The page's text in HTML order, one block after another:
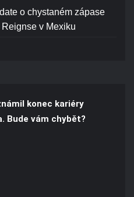
o chystaném zápase
Reignse v Mexiku
konec kariéry
Bude vám chybět?